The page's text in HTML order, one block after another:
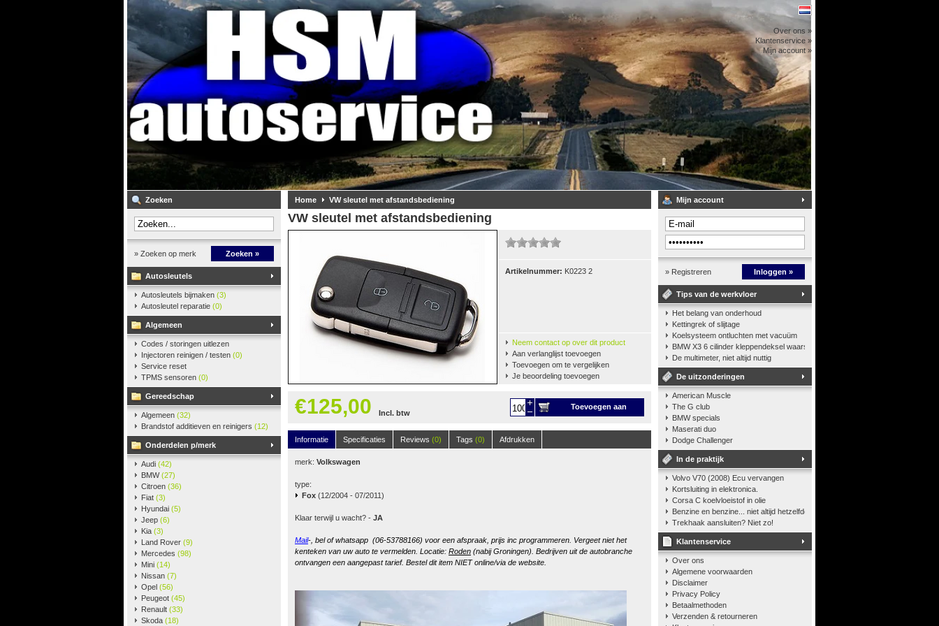
Over ons »
Klantenservice »
Mijn account »
Zoeken
» Zoeken op merk Zoeken »
Autosleutels
Autosleutels bijmaken (3)
Autosleutel reparatie (0)
Algemeen
Codes / storingen uitlezen
Injectoren reinigen / testen (0)
Service reset
TPMS sensoren (0)
Gereedschap
Algemeen (32)
Brandstof additieven en reinigers (12)
Onderdelen p/merk
Audi (42)
BMW(27)
Citroen (36)
Fiat (3)
Hyundai (5)
Jeep (6)
Kia (3)
Land Rover (9)
Mercedes (98)
Mini (14)
Nissan (7)
Opel (56)
Peugeot (45)
Renault (33)
Skoda (18)
Home VW sleutel met afstandsbediening
VW sleutel met afstandsbediening
Artikelnummer: K0223 2
Neem contact op over dit product
Aan verlanglijst toevoegen
Toevoegen om te vergelijken
Je beoordeling toevoegen
€125,00 Incl. btw
Toevoegen aan
Informatie
Specificaties Reviews (0) Tags (0) Afdrukken
merk: Volkswagen
type:
Fox (12/2004 - 07/2011)
Klaar terwijl u wacht? - JA
Mail-, bel of whatsapp (06-53788166) voor een afspraak, prijs inc programmeren. Vergeet niet het
kenteken van uw auto te vermelden. Locatie: Roden (nabij Groningen). Bedrijven uit de autobranche
ontvangen een aangepast tarief. Bestel dit item NIET online/via de website.
Mijn account
» Registreren Inloggen »
Tips van de werkvloer
Het belang van onderhoud
Kettingrek of slijtage
Koelsysteem ontluchten met vacuüm
BMW X3 6 cilinder kleppendeksel waarshuwing
De multimeter, niet altijd nuttig
De uitzonderingen
American Muscle
The G club
BMW specials
Maserati duo
Dodge Challenger
In de praktijk
Volvo V70 (2008) Ecu vervangen
Kortsluiting in elektronica.
Corsa C koelvloeistof in olie
Benzine en benzine... niet altijd hetzelfde
Trekhaak aansluiten? Niet zo!
Klantenservice
Over ons
Algemene voorwaarden
Disclaimer
Privacy Policy
Betaalmethoden
Verzenden & retourneren